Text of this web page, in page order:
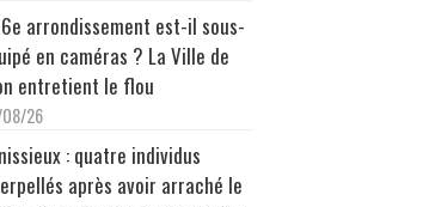
arrondissement est-il sous-
en caméras ? La Ville de
entretient le flou
26
: quatre individus
après avoir arraché le